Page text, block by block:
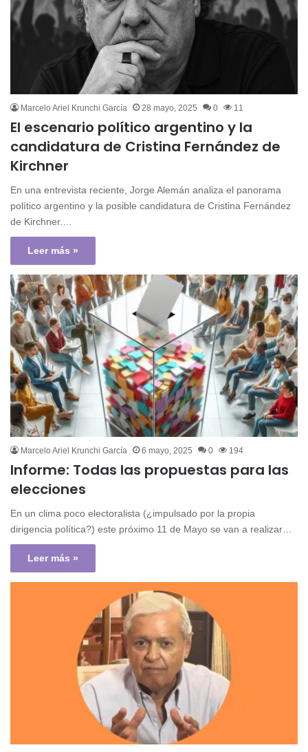
Marcelo Ariel Krunchi García 28 mayo, 2025 0 11
El escenario político argentino y la
candidatura de Cristina Fernández de
Kirchner
En una entrevista reciente, Jorge Alemán analiza el panorama
político argentino y la posible candidatura de Cristina Fernández
de Kirchner.…
Leer más »
Marcelo Ariel Krunchi García 6 mayo, 2025 0 194
Informe: Todas las propuestas para las
elecciones
En un clima poco electoralista (¿impulsado por la propia
dirigencia política?) este próximo 11 de Mayo se van a realizar…
Leer más »